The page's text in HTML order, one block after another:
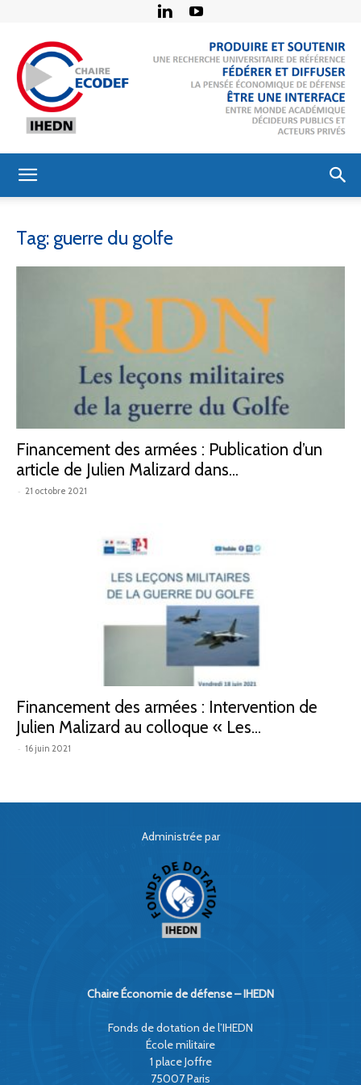
de
défense
–
Tag: guerre du golfe
Financement des armées : Publication d’un
article de Julien Malizard dans...
- 21 octobre 2021
Financement des armées : Intervention de
Julien Malizard au colloque « Les...
- 16 juin 2021
Administrée par
Chaire Économie de défense – IHEDN
Fonds de dotation de l’IHEDN
École militaire
1 place Joffre
75007 Paris